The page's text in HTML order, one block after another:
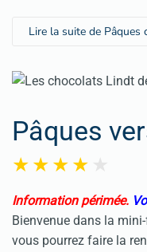
Lire la suite de Pâques
Pâques
Information périmée.
Bienvenue dans la
vous pourrez faire la